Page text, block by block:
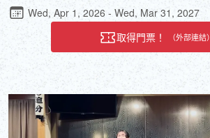
Wed, Apr 1, 2026 - Wed, Mar 31, 2027
取得門票！
（外部連結）